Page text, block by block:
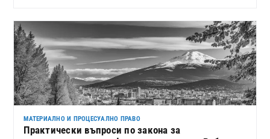
МАТЕРИАЛНО И ПРОЦЕСУАЛНО ПРАВО
Практически въпроси по закона за